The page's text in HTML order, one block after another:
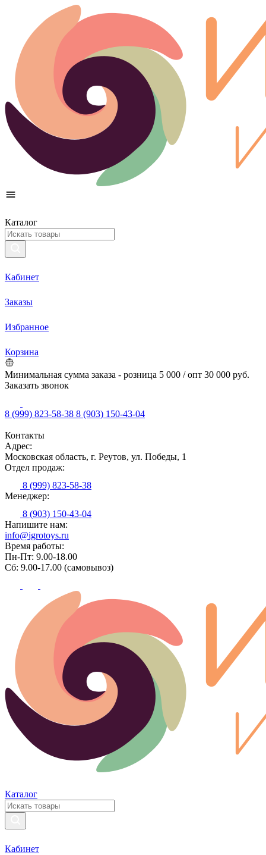
Каталог
Кабинет
Заказы
Избранное
Корзина
Минимальная сумма заказа - розница 5 000 / опт 30 000 руб.
Заказать звонок
8 (999) 823-58-38 8 (903) 150-43-04
Контакты
Адрес:
Московская область, г. Реутов, ул. Победы, 1
Отдел продаж:
8 (999) 823-58-38
Менеджер:
8 (903) 150-43-04
Напишите нам:
info@igrotoys.ru
Время работы:
Пн-Пт: 9.00-18.00
Сб: 9.00-17.00 (самовывоз)
Каталог
Кабинет